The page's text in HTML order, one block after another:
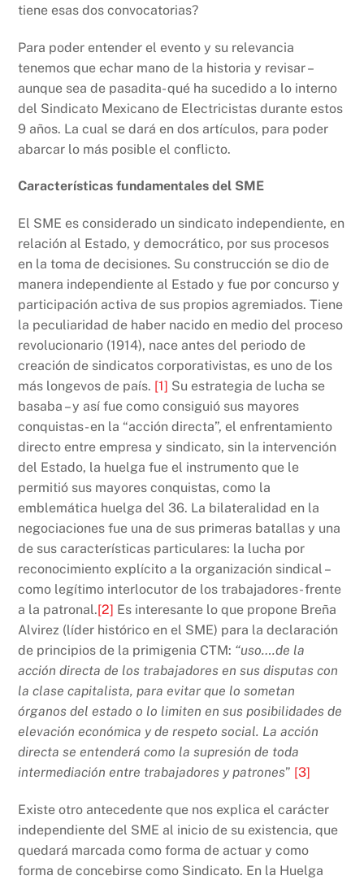
tiene esas dos convocatorias?
Para poder entender el evento y su relevancia
tenemos que echar mano de la historia y revisar –
aunque sea de pasadita- qué ha sucedido a lo interno
del Sindicato Mexicano de Electricistas durante estos
9 años. La cual se dará en dos artículos, para poder
abarcar lo más posible el conflicto.
Características fundamentales del SME
El SME es considerado un sindicato independiente, en
relación al Estado, y democrático, por sus procesos
en la toma de decisiones. Su construcción se dio de
manera independiente al Estado y fue por concurso y
participación activa de sus propios agremiados. Tiene
la peculiaridad de haber nacido en medio del proceso
revolucionario (1914), nace antes del periodo de
creación de sindicatos corporativistas, es uno de los
más longevos de país. [1] Su estrategia de lucha se
basaba – y así fue como consiguió sus mayores
conquistas- en la “acción directa”, el enfrentamiento
directo entre empresa y sindicato, sin la intervención
del Estado, la huelga fue el instrumento que le
permitió sus mayores conquistas, como la
emblemática huelga del 36. La bilateralidad en la
negociaciones fue una de sus primeras batallas y una
de sus características particulares: la lucha por
reconocimiento explícito a la organización sindical –
como legítimo interlocutor de los trabajadores- frente
a la patronal.[2] Es interesante lo que propone Breña
Alvirez (líder histórico en el SME) para la declaración
de principios de la primigenia CTM: “uso….de la
acción directa de los trabajadores en sus disputas con
la clase capitalista, para evitar que lo sometan
órganos del estado o lo limiten en sus posibilidades de
elevación económica y de respeto social. La acción
directa se entenderá como la supresión de toda
intermediación entre trabajadores y patrones” [3]
Existe otro antecedente que nos explica el carácter
independiente del SME al inicio de su existencia, que
quedará marcada como forma de actuar y como
forma de concebirse como Sindicato. En la Huelga